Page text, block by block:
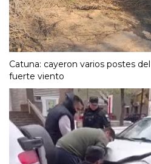
Catuna: cayeron varios postes
fuerte viento